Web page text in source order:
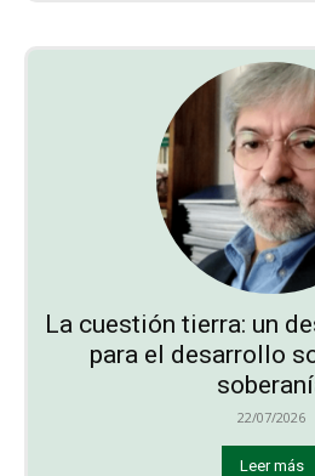
La cuestión tierra: un
para el desarrollo
22/07/2026
Leer más